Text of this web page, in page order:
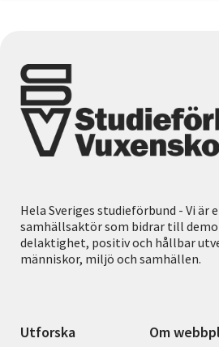
Hela Sveriges studieförbund - Vi är
samhällsaktör som bidrar till
delaktighet, positiv och hållbar
människor, miljö och samhällen.
Utforska Om